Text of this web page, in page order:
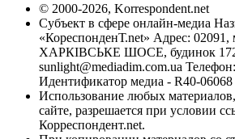
© 2000-2026, Korrespondent.net
Субъект в сфере онлайн-медиа
«КореспонденТ.net» Адрес: 02091,
ХАРКІВСЬКЕ ШОСЕ, будинок 172-
sunlight@mediadim.com.ua
Идентификатор медиа - R40-06068
Использование любых
сайте, разрешается при условии
Корреспондент.net.